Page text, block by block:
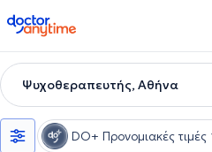
doctoranytime
Ψυχοθεραπευτής, Αθήνα
DO+ Προνομιακές τιμές